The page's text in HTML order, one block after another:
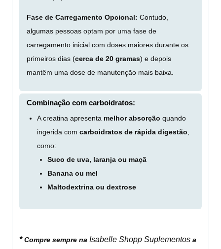
Fase de Carregamento Opcional: Contudo,
algumas pessoas optam por uma fase de
carregamento inicial com doses maiores durante os
primeiros dias (cerca de 20 gramas) e depois
mantêm uma dose de manutenção mais baixa.
Combinação com carboidratos:
A creatina apresenta melhor absorção quando
ingerida com carboidratos de rápida digestão
como:
Suco de uva, laranja ou maçã
Banana ou mel
Maltodextrina ou dextrose
*Compre sempre na Isabelle Shopp Suplementos a